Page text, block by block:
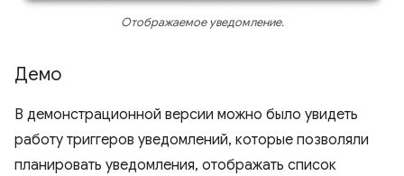
Отображаемое уведомление.
Демо
В демонстрационной версии можно было увидеть
работу триггеров уведомлений, которые позволяли
планировать уведомления, отображать список